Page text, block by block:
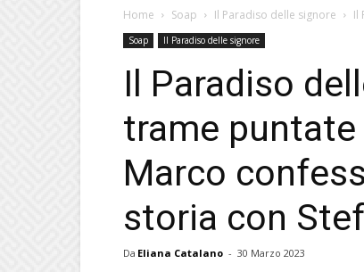
Home Soap Il Paradiso delle signore Il
Soap Il Paradiso delle signore
Il Paradiso
trame puntate
Marco
storia con
Da Eliana Catalano - 30 Marzo 2023